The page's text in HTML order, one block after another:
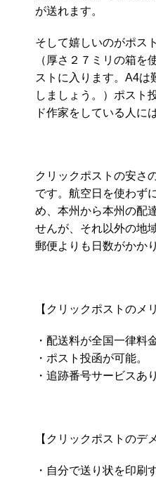
が送れます。
そして嬉しいのがポス
（厚さ２７ミリの箱を
ストに入ります。A4は
しましょう。）ポスト
ド作家をしている人に
クリックポストの安さ
です。航空日を使わず
め、本州から本州の配
せんが、それ以外の地
郵便よりも日数がかか
【クリックポストのメ
・配送料が全国一律料
・ポスト投函が可能。
・追跡番号サービスあり
【クリックポストのデ
・自分で送り状を印刷